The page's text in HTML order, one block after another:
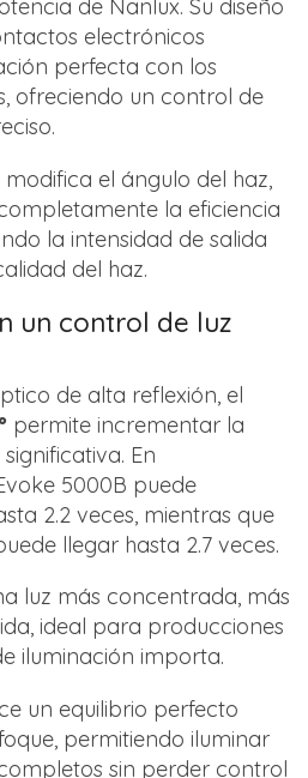
de Nanlux. Su diseño
electrónicos
perfecta con los
ofreciendo un control de
el ángulo del haz,
la eficiencia
la intensidad de salida
del haz.
un control de luz
de alta reflexión, el
permite incrementar la
En
5000B puede
2.2 veces, mientras que
llegar hasta 2.7 veces.
luz más concentrada, más
ideal para producciones
iluminación importa.
un equilibrio perfecto
permitiendo iluminar
sin perder control